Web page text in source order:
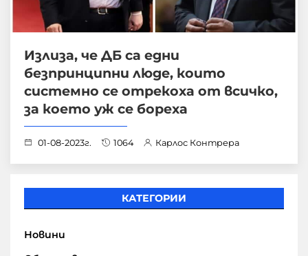
Излиза, че ДБ са едни
безпринципни люде, които
системно се отрекоха от всичко,
за което уж се бореха
01-08-2023г. 1064 Карлос Контрера
КАТЕГОРИИ
Новини